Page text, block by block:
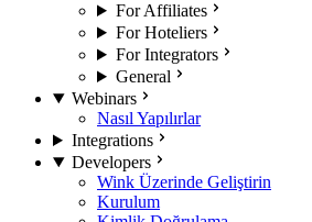
For Affiliates
For Hoteliers
For Integrators
General
Webinars
Nasıl Yapılırlar
Integrations
Developers
Wink Üzerinde Geliştirin
Kurulum